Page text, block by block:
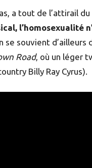
a tout de l’attirail
l’homosexualité
se souvient
Road, où un léger
Billy Ray Cyrus).